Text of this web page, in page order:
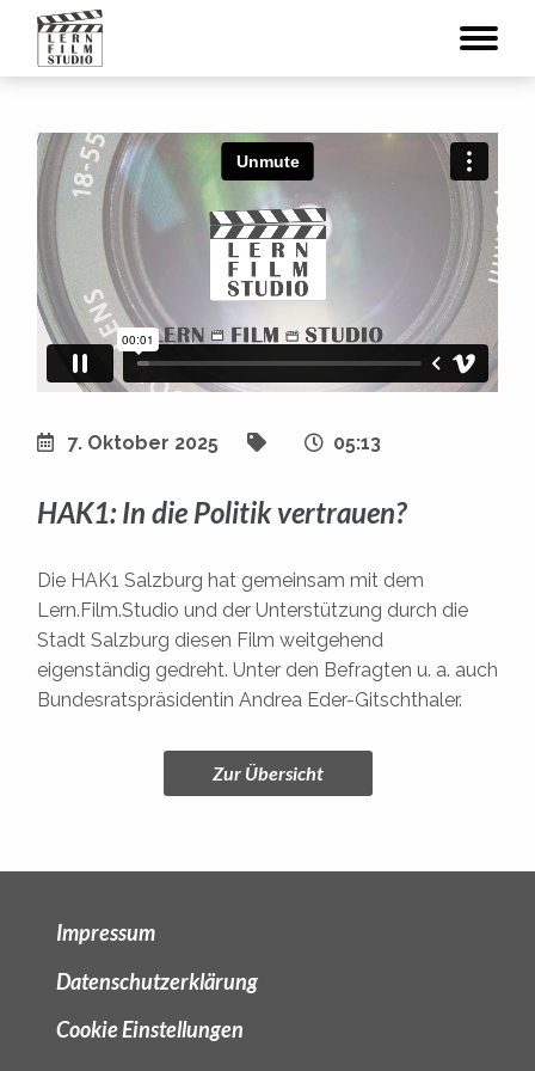
Die HAK1 Salzburg hat gemeinsam mit dem
Lern.Film.Studio und der Unterstützung durch die
Stadt Salzburg diesen Film weitgehend
eigenständig gedreht. Unter den Befragten u. a. auch
Bundesratspräsidentin Andrea Eder-Gitschthaler.
Zur Übersicht
7. Oktober 2025 05:13
HAK1: In die Politik vertrauen?
Impressum
Datenschutzerklärung
Cookie Einstellungen